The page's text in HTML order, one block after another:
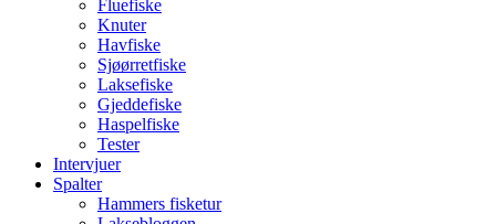
Fluefiske
Knuter
Havfiske
Sjøørretfiske
Laksefiske
Gjeddefiske
Haspelfiske
Tester
Intervjuer
Spalter
Hammers fisketur